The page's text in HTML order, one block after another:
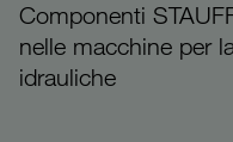
Componenti
nelle macchine per
idrauliche